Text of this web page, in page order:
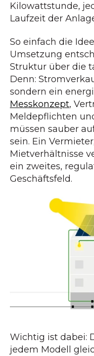
Kilowattstunde,
Laufzeit der
So einfach die
Umsetzung
Struktur über die
Denn:
sondern ein
Messkonzept,
Meldepflichten
müssen sauber
sein. Ein
Mietverhältnisse
ein zweites,
Geschäftsfeld.
Wichtig ist dabei:
jedem Modell